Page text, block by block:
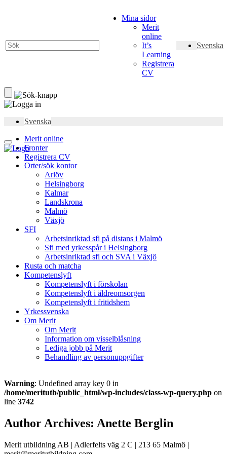
Mina sidor
Merit
online
It’s
Learning
Registrera
CV
Svenska
Svenska
Merit online
Fronter
Registrera CV
Orter/sök kontor
Arlöv
Helsingborg
Kalmar
Landskrona
Malmö
Växjö
SFI
Arbetsinriktad sfi på distans i Malmö
Sfi med yrkesspår i Helsingborg
Arbetsinriktad sfi och SVA i Växjö
Rusta och matcha
Kompetenslyft
Kompetenslyft i förskolan
Kompetenslyft i äldreomsorgen
Kompetenslyft i fritidshem
Yrkessvenska
Om Merit
Om Merit
Information om visselblåsning
Lediga jobb på Merit
Behandling av personuppgifter
Warning: Undefined array key 0 in
/home/meritutb/public_html/wp-includes/class-wp-query.php on
line 3742
Author Archives: Anette Berglin
Merit utbildning AB | Adlerfelts väg 2 C | 213 65 Malmö |